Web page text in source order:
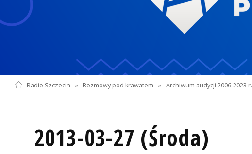
Radio Szczecin » Rozmowy pod krawatem » Archiwum audycji 2006-2023 r.
2013-03-27 (Środa)